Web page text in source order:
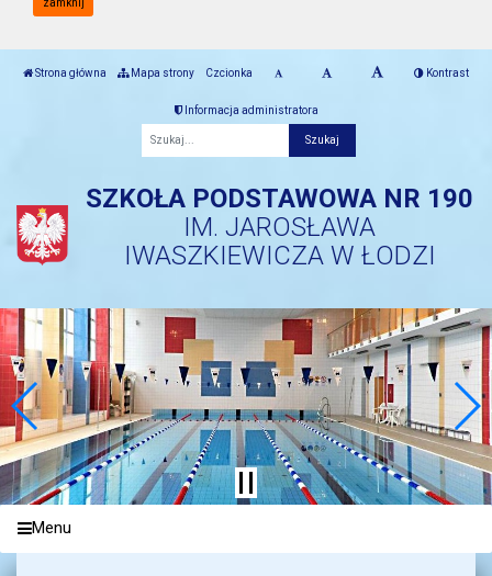
zamknij
Strona główna Mapa strony Czcionka Kontrast
Informacja administratora
SZKOŁA PODSTAWOWA NR 190
IM. JAROSŁAWA
IWASZKIEWICZA W ŁODZI
Menu